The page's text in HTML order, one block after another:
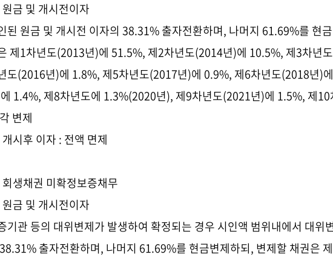
금 및 개시전이자
된 원금 및 개시전 이자의 38.31%출자전환하며, 나머지 61.69%를 현
제1차년도(2013년)에 51.5%, 제2차년도(2014년)에 10.5%, 제3차년도
도(2016년)에 1.8%, 제5차년도(2017년)에 0.9%, 제6차년도(2018년)에
에 1.4%, 제8차년도에 1.3%(2020년), 제9차년도(2021년)에 1.5%, 제10
변제
시후 이자 : 전액 면제
회생채권 미확정보증채무
금 및 개시전이자
기관 등의 대위변제가 발생하여 확정되는 경우 시인액 범위내에서 대위
출자전환하며, 나머지 61.69%를 현금변제하되, 변제할 채권은 제